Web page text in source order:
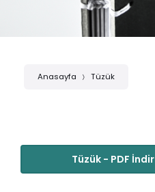
Anasayfa Tüzük
Tüzük - PDF İndir